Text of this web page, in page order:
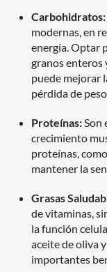
Carbohidratos:
modernas, en
energía. Optar
granos enteros
puede mejorar
pérdida de peso.
Proteínas: Son
crecimiento
proteínas,
mantener la
Grasas
de vitaminas,
la función
aceite de oliva
importantes